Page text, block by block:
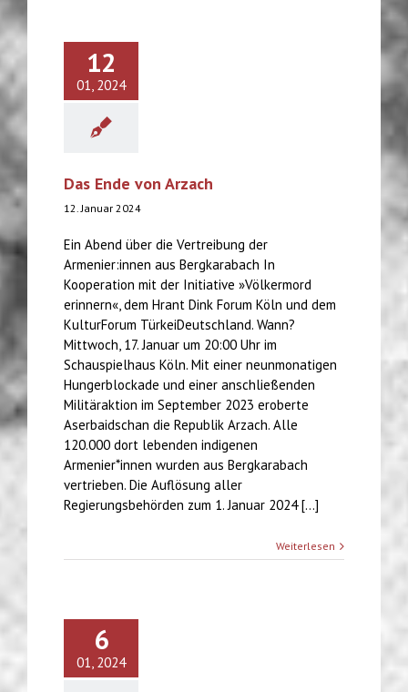
12
01, 2024
Das Ende von Arzach
12. Januar 2024
Ein Abend über die Vertreibung der
Armenier:innen aus Bergkarabach In
Kooperation mit der Initiative »Völkermord
erinnern«, dem Hrant Dink Forum Köln und dem
KulturForum TürkeiDeutschland. Wann?
Mittwoch, 17. Januar um 20:00 Uhr im
Schauspielhaus Köln. Mit einer neunmonatigen
Hungerblockade und einer anschließenden
Militäraktion im September 2023 eroberte
Aserbaidschan die Republik Arzach. Alle
120.000 dort lebenden indigenen
Armenier*innen wurden aus Bergkarabach
vertrieben. Die Auflösung aller
Regierungsbehörden zum 1. Januar 2024 [...]
Weiterlesen
6
01, 2024